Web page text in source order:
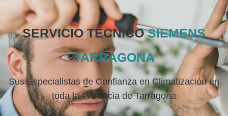
SERVICIO TÉCNICO SIEMENS
TARRAGONA
Sus Especialistas de Confianza en Climatización en
toda la Provincia de Tarragona